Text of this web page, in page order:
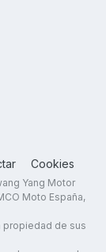
Cookies
Yang Motor
Moto España,
propiedad de sus